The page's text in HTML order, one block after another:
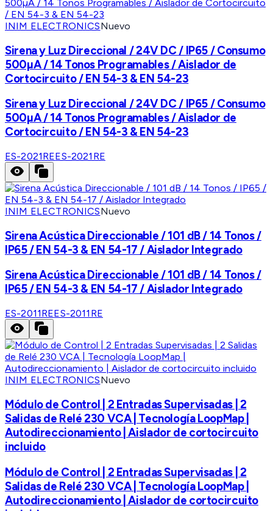
INIM ELECTRONICSNuevo
Sirena y Luz Direccional / 24V DC / IP65 / Consumo
500µA / 14 Tonos Programables / Aislador de
Cortocircuito / EN 54-3 & EN 54-23
Sirena y Luz Direccional / 24V DC / IP65 / Consumo
500µA / 14 Tonos Programables / Aislador de
Cortocircuito / EN 54-3 & EN 54-23
ES-2021REES-2021RE
INIM ELECTRONICSNuevo
Sirena Acústica Direccionable / 101 dB / 14 Tonos /
IP65 / EN 54-3 & EN 54-17 / Aislador Integrado
Sirena Acústica Direccionable / 101 dB / 14 Tonos /
IP65 / EN 54-3 & EN 54-17 / Aislador Integrado
ES-2011REES-2011RE
INIM ELECTRONICSNuevo
Módulo de Control | 2 Entradas Supervisadas | 2
Salidas de Relé 230 VCA | Tecnología LoopMap |
Autodireccionamiento | Aislador de cortocircuito
incluido
Módulo de Control | 2 Entradas Supervisadas | 2
Salidas de Relé 230 VCA | Tecnología LoopMap |
Autodireccionamiento | Aislador de cortocircuito